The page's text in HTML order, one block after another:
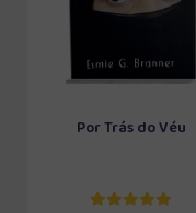
Por Trás do Véu